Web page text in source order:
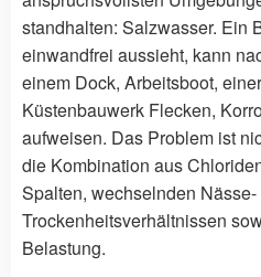
standhalten: Salzwasser. Ein
einwandfrei aussieht, kann
einem Dock, Arbeitsboot,
Küstenbauwerk Flecken,
aufweisen. Das Problem ist
die Kombination aus
Spalten, wechselnden Nässe-
Trockenheitsverhältnissen
Belastung.